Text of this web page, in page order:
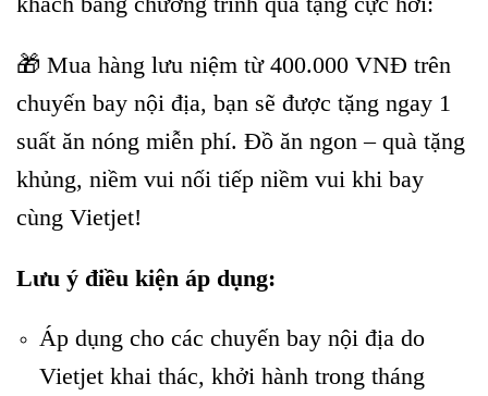
🎁 Mua hàng lưu niệm từ 400.000 VNĐ trên
chuyến bay nội địa, bạn sẽ được tặng ngay 1
suất ăn nóng miễn phí. Đồ ăn ngon – quà tặng
khủng, niềm vui nối tiếp niềm vui khi bay
cùng Vietjet!
Lưu ý điều kiện áp dụng:
Áp dụng cho các chuyến bay nội địa do
Vietjet khai thác, khởi hành trong tháng